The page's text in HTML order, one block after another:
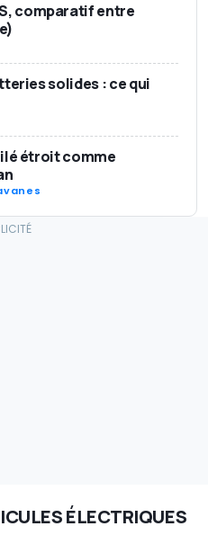
comparatif entre
solides : ce qui
étroit comme
ÉLECTRIQUES